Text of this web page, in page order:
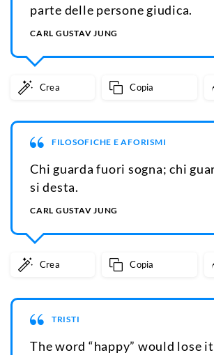
parte delle persone giudica.
CARL GUSTAV JUNG
Crea Copia
FILOSOFICHE E AFORISMI
Chi guarda fuori sogna; chi
si desta.
CARL GUSTAV JUNG
Crea Copia
TRISTI
The word “happy” would lose